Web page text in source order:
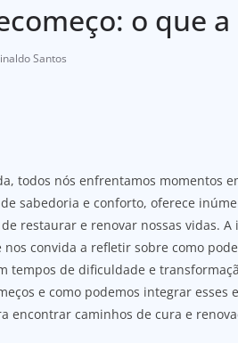
o que
Santos
todos nós enfrentamos momentos
sabedoria e conforto, oferece
restaurar e renovar nossas vidas. A
convida a refletir sobre como
tempos de dificuldade e
e como podemos integrar
encontrar caminhos de cura e